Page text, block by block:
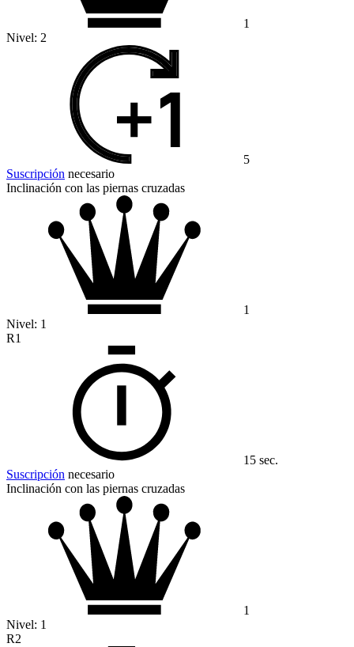
1
Nivel: 2
5
Suscripción necesario
Inclinación con las piernas cruzadas
1
Nivel: 1
R1
15 sec.
Suscripción necesario
Inclinación con las piernas cruzadas
1
Nivel: 1
R2